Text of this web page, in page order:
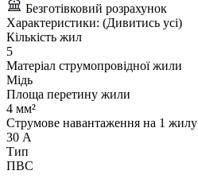
Безготівковий розрахунок
Характеристики: (Дивитись усі)
Кількість жил
5
Матеріал струмопровідної жили
Мідь
Площа перетину жили
4 мм²
Струмове навантаження на 1 жилу
30 А
Тип
ПВС